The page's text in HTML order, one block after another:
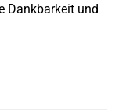
Dankbarkeit und